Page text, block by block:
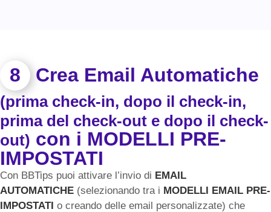
8 Crea Email Automatiche
(prima check-in, dopo il check-in,
prima del check-out e dopo il check-
out) con i MODELLI PRE-
IMPOSTATI
Con BBTips puoi attivare l’invio di EMAIL
AUTOMATICHE (selezionando tra i MODELLI EMAIL PRE-
IMPOSTATI o creando delle email personalizzate) che